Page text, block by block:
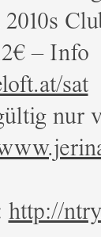
– Info
sat
nur
http://